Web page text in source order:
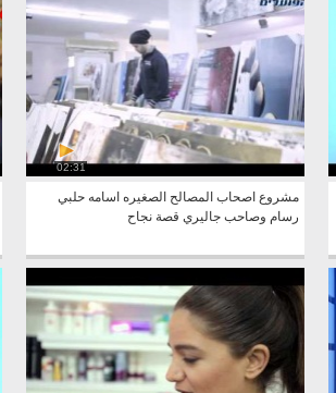
02:31
مشروع اصحاب المصالح الصغيره اسامه حلبي
رسام وصاحب جاليري قصة نجاح